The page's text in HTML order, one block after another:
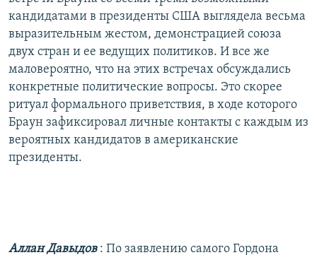
кандидатами в президенты США выглядела весьма
выразительным жестом, демонстрацией союза
двух стран и ее ведущих политиков. И все же
маловероятно, что на этих встречах обсуждались
конкретные политические вопросы. Это скорее
ритуал формального приветствия, в ходе которого
Браун зафиксировал личные контакты с каждым из
вероятных кандидатов в американские
президенты.
Аллан Давыдов : По заявлению самого Гордона